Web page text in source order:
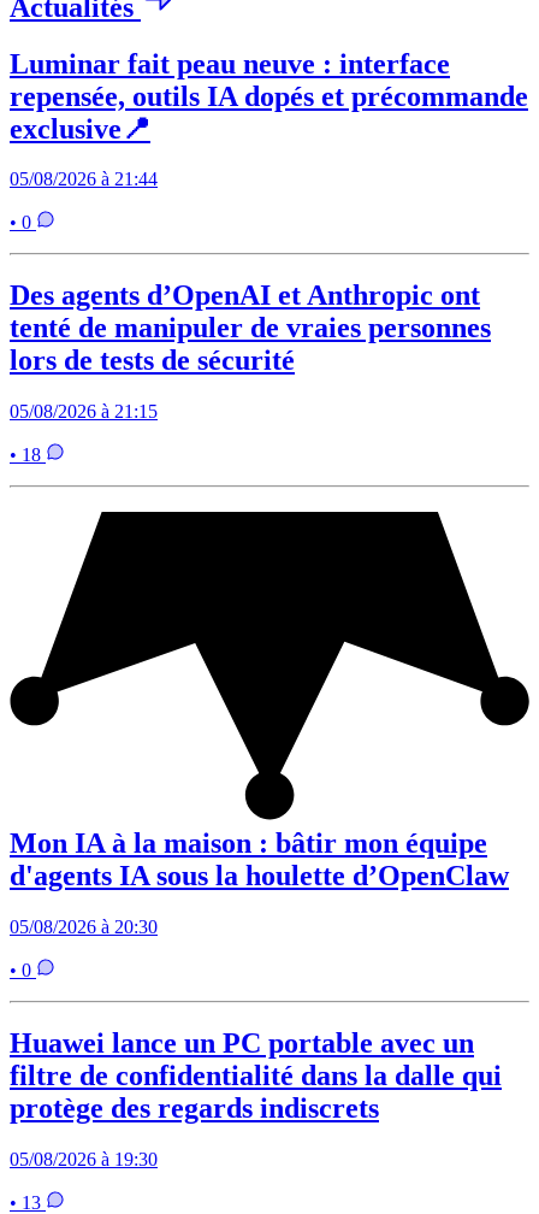
Actualités
Luminar fait peau neuve : interface
repensée, outils IA dopés et précommande
exclusive📍
05/08/2026 à 21:44
• 0
Des agents d’OpenAI et Anthropic ont
tenté de manipuler de vraies personnes
lors de tests de sécurité
05/08/2026 à 21:15
• 18
Mon IA à la maison : bâtir mon équipe
d'agents IA sous la houlette d’OpenClaw
05/08/2026 à 20:30
• 0
Huawei lance un PC portable avec un
filtre de confidentialité dans la dalle qui
protège des regards indiscrets
05/08/2026 à 19:30
• 13